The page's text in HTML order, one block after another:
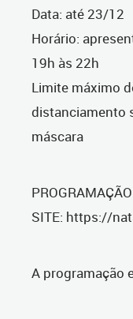
Data: até 23/12
Horário:
19h às 22h
Limite máximo
distanciamento
máscara
SITE: https://
A programação